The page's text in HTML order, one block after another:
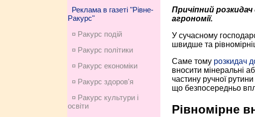
Реклама в газеті "Рівне-
Ракурс"
¤ Ракурс подій
¤ Ракурс політики
¤ Ракурс економiки
¤ Ракурс здоров'я
¤ Ракурс культури і
освіти
Причіпний
агрономії.
У сучасному
швидше та
Саме тому розкидач
вносити мінеральні
частину ручної
що безпосередньо
Рівномірне